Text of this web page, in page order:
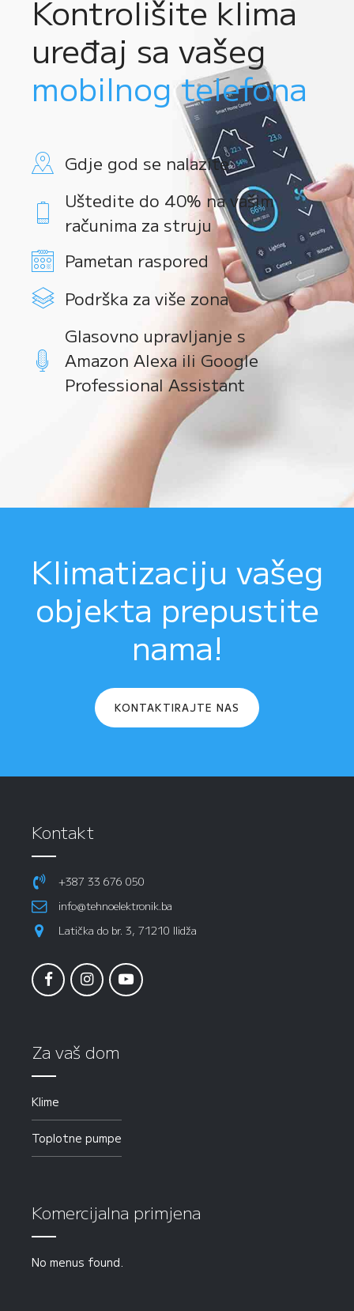
Kontrolišite klima
uređaj sa vašeg
mobilnog telefona
Gdje god se nalazite
Uštedite do 40% na vašim
računima za struju
Pametan raspored
Podrška za više zona
Glasovno upravljanje s
Amazon Alexa ili Google
Professional Assistant
Klimatizaciju vašeg
objekta prepustite
nama!
KONTAKTIRAJTE NAS
Kontakt
+387 33 676 050
info@tehnoelektronik.ba
Latička do br. 3, 71210 Ilidža
Za vaš dom
Klime
Toplotne pumpe
Komercijalna primjena
No menus found.